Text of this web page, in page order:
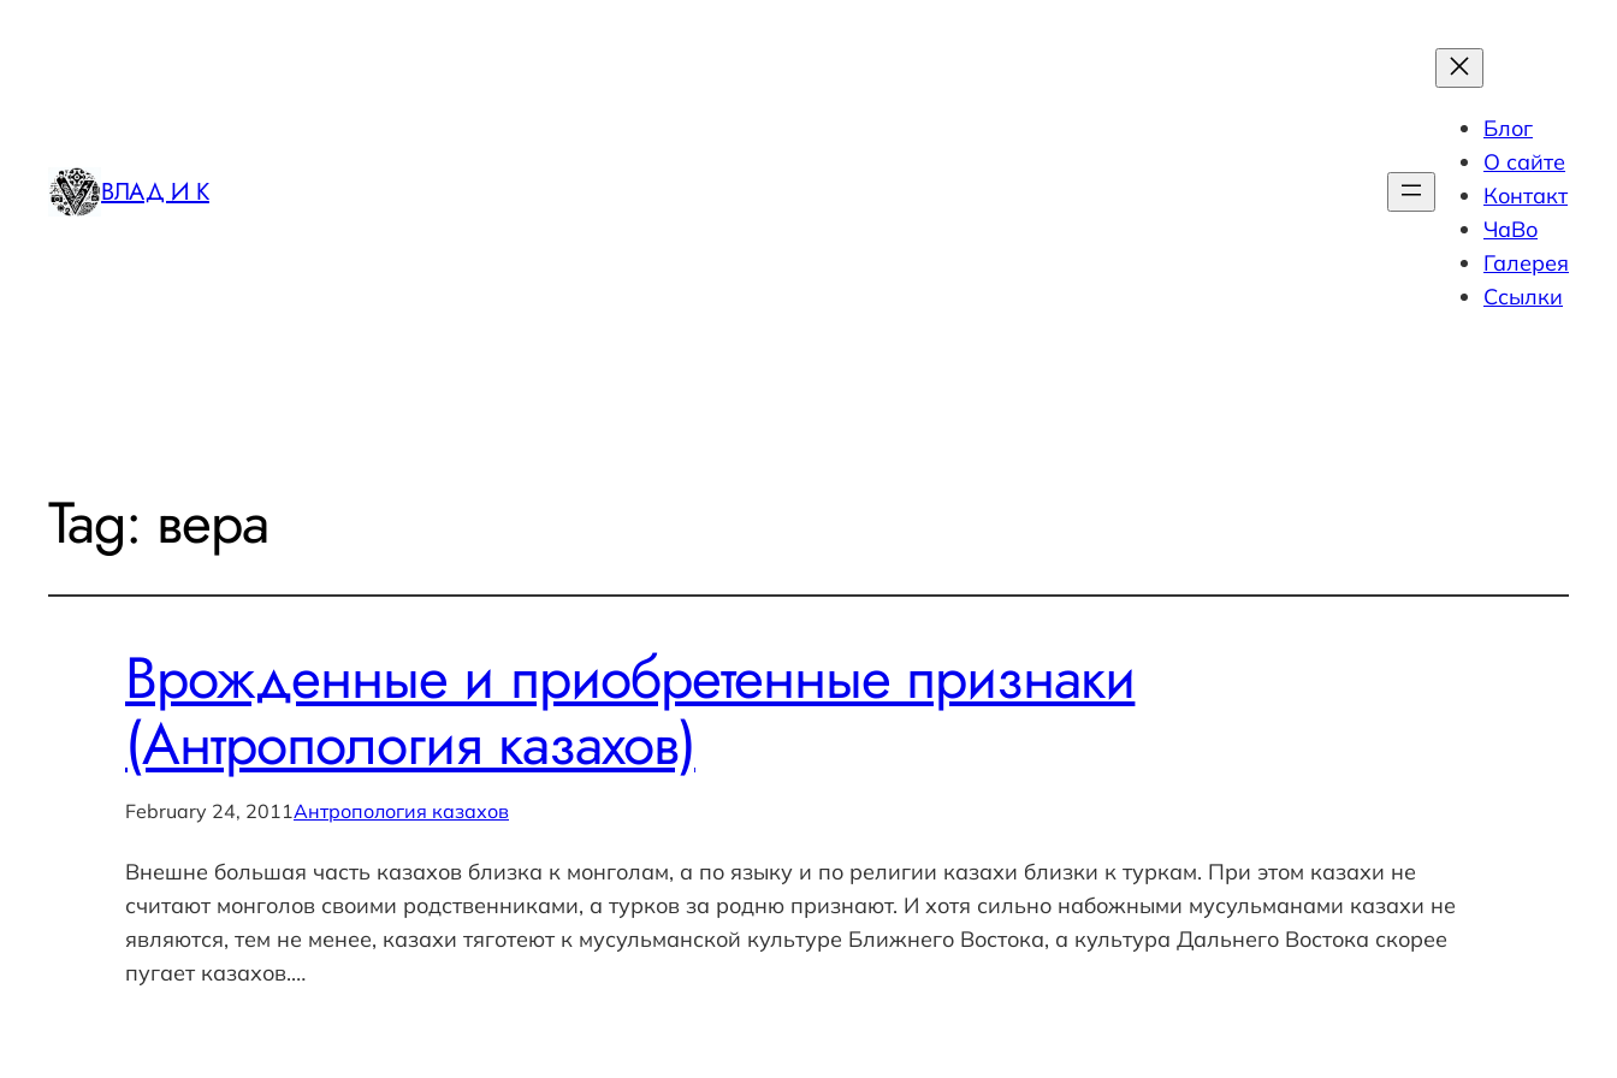
ВЛАД И К
Блог
О сайте
Контакт
ЧаВо
Галерея
Ссылки
Tag: вера
Врожденные и приобретенные признаки
(Антропология казахов)
February 24, 2011Антропология казахов
Внешне большая часть казахов близка к монголам, а по языку и по религии казахи близки к туркам. При этом казахи не
считают монголов своими родственниками, а турков за родню признают. И хотя сильно набожными мусульманами казахи не
являются, тем не менее, казахи тяготеют к мусульманской культуре Ближнего Востока, а культура Дальнего Востока скорее
пугает казахов.…